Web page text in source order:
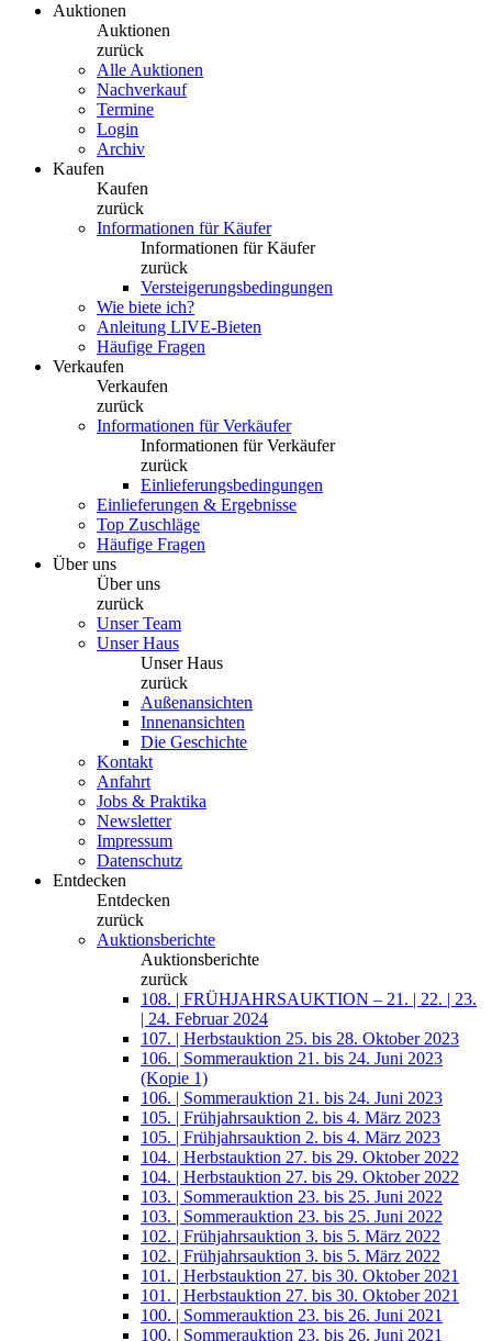
Auktionen
Auktionen
zurück
Alle Auktionen
Nachverkauf
Termine
Login
Archiv
Kaufen
Kaufen
zurück
Informationen für Käufer
Informationen für Käufer
zurück
Versteigerungsbedingungen
Wie biete ich?
Anleitung LIVE-Bieten
Häufige Fragen
Verkaufen
Verkaufen
zurück
Informationen für Verkäufer
Informationen für Verkäufer
zurück
Einlieferungsbedingungen
Einlieferungen & Ergebnisse
Top Zuschläge
Häufige Fragen
Über uns
Über uns
zurück
Unser Team
Unser Haus
Unser Haus
zurück
Außenansichten
Innenansichten
Die Geschichte
Kontakt
Anfahrt
Jobs & Praktika
Newsletter
Impressum
Datenschutz
Entdecken
Entdecken
zurück
Auktionsberichte
Auktionsberichte
zurück
108. | FRÜHJAHRSAUKTION – 21. | 22. | 23.
| 24. Februar 2024
107. | Herbstauktion 25. bis 28. Oktober 2023
106. | Sommerauktion 21. bis 24. Juni 2023
(Kopie 1)
106. | Sommerauktion 21. bis 24. Juni 2023
105. | Frühjahrsauktion 2. bis 4. März 2023
105. | Frühjahrsauktion 2. bis 4. März 2023
104. | Herbstauktion 27. bis 29. Oktober 2022
104. | Herbstauktion 27. bis 29. Oktober 2022
103. | Sommerauktion 23. bis 25. Juni 2022
103. | Sommerauktion 23. bis 25. Juni 2022
102. | Frühjahrsauktion 3. bis 5. März 2022
102. | Frühjahrsauktion 3. bis 5. März 2022
101. | Herbstauktion 27. bis 30. Oktober 2021
101. | Herbstauktion 27. bis 30. Oktober 2021
100. | Sommerauktion 23. bis 26. Juni 2021
100. | Sommerauktion 23. bis 26. Juni 2021